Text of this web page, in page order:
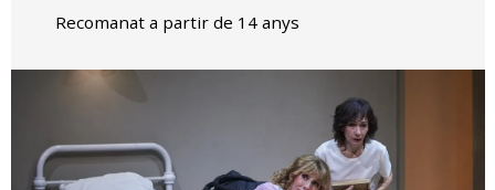
Recomanat a partir de 14 anys